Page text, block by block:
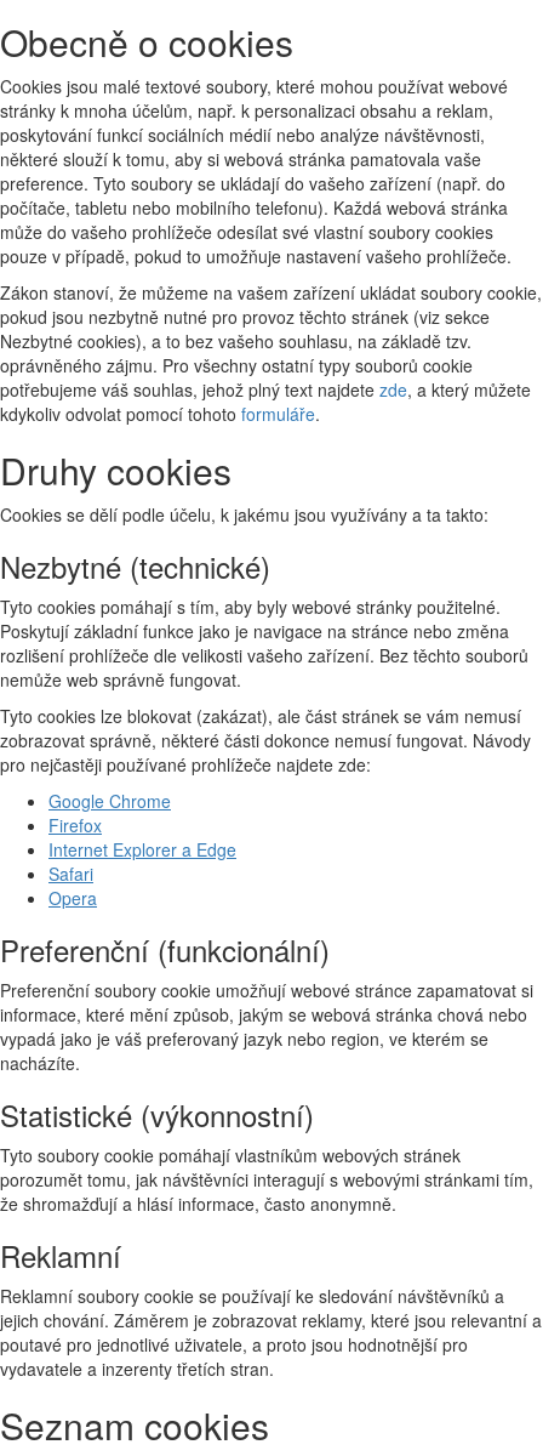
Obecně o cookies
Cookies jsou malé textové soubory, které mohou používat webové
stránky k mnoha účelům, např. k personalizaci obsahu a reklam,
poskytování funkcí sociálních médií nebo analýze návštěvnosti,
některé slouží k tomu, aby si webová stránka pamatovala vaše
preference. Tyto soubory se ukládají do vašeho zařízení (např. do
počítače, tabletu nebo mobilního telefonu). Každá webová stránka
může do vašeho prohlížeče odesílat své vlastní soubory cookies
pouze v případě, pokud to umožňuje nastavení vašeho prohlížeče.
Zákon stanoví, že můžeme na vašem zařízení ukládat soubory cookie,
pokud jsou nezbytně nutné pro provoz těchto stránek (viz sekce
Nezbytné cookies), a to bez vašeho souhlasu, na základě tzv.
oprávněného zájmu. Pro všechny ostatní typy souborů cookie
potřebujeme váš souhlas, jehož plný text najdete zde, a který můžete
kdykoliv odvolat pomocí tohoto formuláře.
Druhy cookies
Cookies se dělí podle účelu, k jakému jsou využívány a ta takto:
Nezbytné (technické)
Tyto cookies pomáhají s tím, aby byly webové stránky použitelné.
Poskytují základní funkce jako je navigace na stránce nebo změna
rozlišení prohlížeče dle velikosti vašeho zařízení. Bez těchto souborů
nemůže web správně fungovat.
Tyto cookies lze blokovat (zakázat), ale část stránek se vám nemusí
zobrazovat správně, některé části dokonce nemusí fungovat. Návody
pro nejčastěji používané prohlížeče najdete zde:
Google Chrome
Firefox
Internet Explorer a Edge
Safari
Opera
Preferenční (funkcionální)
Preferenční soubory cookie umožňují webové stránce zapamatovat si
informace, které mění způsob, jakým se webová stránka chová nebo
vypadá jako je váš preferovaný jazyk nebo region, ve kterém se
nacházíte.
Statistické (výkonnostní)
Tyto soubory cookie pomáhají vlastníkům webových stránek
porozumět tomu, jak návštěvníci interagují s webovými stránkami tím,
že shromažďují a hlásí informace, často anonymně.
Reklamní
Reklamní soubory cookie se používají ke sledování návštěvníků a
jejich chování. Záměrem je zobrazovat reklamy, které jsou relevantní a
poutavé pro jednotlivé uživatele, a proto jsou hodnotnější pro
vydavatele a inzerenty třetích stran.
Seznam cookies